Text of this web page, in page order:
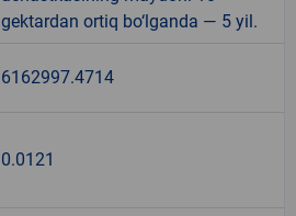
gektardan ortiq bo‘lganda — 5 yil.
6162997.4714
0.0121